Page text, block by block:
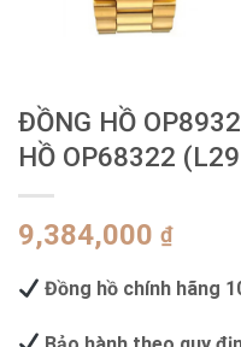
ĐỒNG HỒ
HỒ OP68322
9,384,000 ₫
Đồng hồ chính hãng